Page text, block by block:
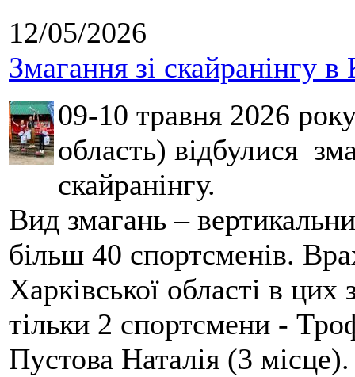
12/05/2026
Змагання зі скайранінгу в
09-10 травня 2026
область) відбулися
скайранінгу.
Вид змагань –
більш 40 спортсменів.
Харківської області в
тільки 2 спортсмени -
Пустова Наталія (3 місце).